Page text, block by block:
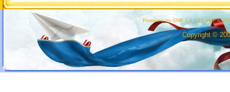
Powered by SMF 1.1.10 | SMF ©
Copyright ©